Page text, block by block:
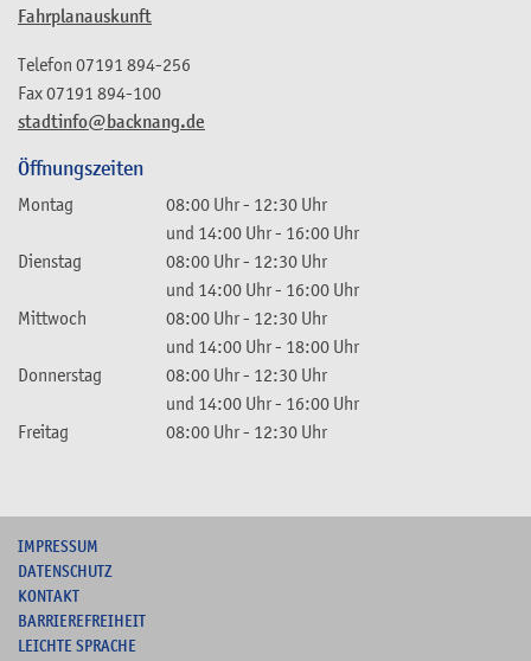
Fahrplanauskunft
stadtinfo@backnang.de
Telefon 07191 894-256
Fax07191 894-100
Öffnungszeiten
Montag 08:00 Uhr- 12:30 Uhr
und 14:00 Uhr- 16:00 Uhr
Dienstag
08:00 Uhr- 12:30 Uhr
und 14:00 Uhr- 16:00 Uhr
Mittwoch
08:00 Uhr- 12:30 Uhr
und 14:00 Uhr- 18:00 Uhr
Donnerstag
08:00 Uhr- 12:30 Uhr
und 14:00 Uhr- 16:00 Uhr
Freitag
08:00 Uhr- 12:30 Uhr
IMPRESSUM
DATENSCHUTZ
KONTAKT
BARRIEREFREIHEIT
L EICHTE SPRACHE